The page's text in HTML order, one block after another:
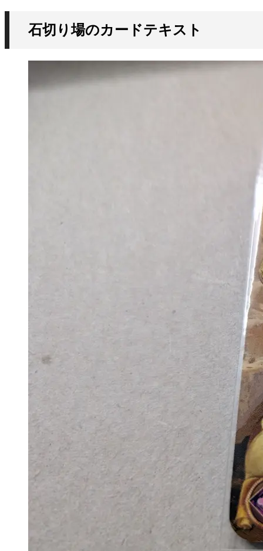
石切り場のカードテキスト